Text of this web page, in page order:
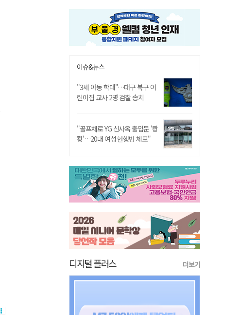
이슈&뉴스
"3세 아동 학대"…대구 북구 어
린이집 교사 2명 검찰 송치
"골프채로 YG 신사옥 출입문 '쾅
쾅'…20대 여성 현행범 체포"
디지털 플러스 더보기